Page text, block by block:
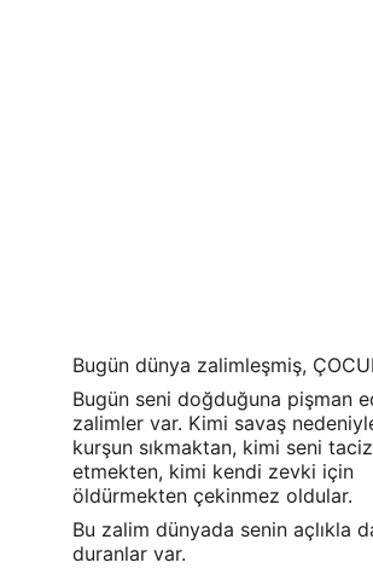
Bugün dünya zalimleşmiş,
Bugün seni doğduğuna pişman
zalimler var. Kimi savaş
kurşun sıkmaktan, kimi seni taciz
etmekten, kimi kendi zevki için
öldürmekten çekinmez oldular.
Bu zalim dünyada senin açlıkla
duranlar var.